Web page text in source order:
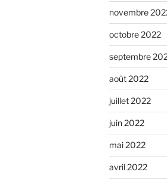
novembre
octobre 2022
septembre
août 2022
juillet 2022
juin 2022
mai 2022
avril 2022